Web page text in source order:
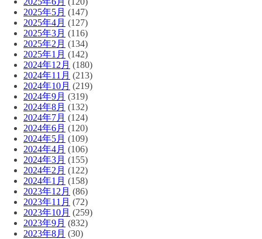
2025年5月 (147)
2025年4月 (127)
2025年3月 (116)
2025年2月 (134)
2025年1月 (142)
2024年12月 (180)
2024年11月 (213)
2024年10月 (219)
2024年9月 (319)
2024年8月 (132)
2024年7月 (124)
2024年6月 (120)
2024年5月 (109)
2024年4月 (106)
2024年3月 (155)
2024年2月 (122)
2024年1月 (158)
2023年12月 (86)
2023年11月 (72)
2023年10月 (259)
2023年9月 (832)
2023年8月 (30)